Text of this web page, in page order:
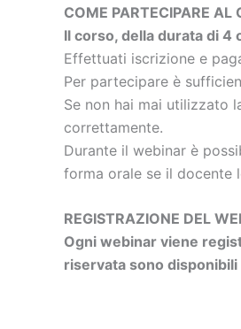
COME PARTECIPARE AL
Il corso, della durata di
Effettuati iscrizione e
Per partecipare è
Se non hai mai utilizzato
correttamente.
Durante il webinar è
forma orale se il docente
REGISTRAZIONE DEL
Ogni webinar viene
riservata sono